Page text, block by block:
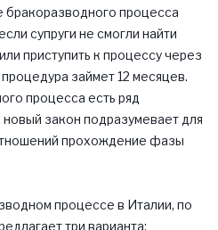
бракоразводного процесса
супруги не смогли найти
приступить к процессу через
займет 12 месяцев.
процесса есть ряд
закон подразумевает для
прохождение фазы
процессе в Италии, по
три варианта: